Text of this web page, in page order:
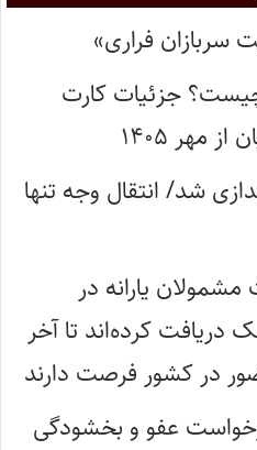
سربازان فراری»
جزئیات کارت
مهر ۱۴۰۵
شد/ انتقال وجه تنها
مشمولان یارانه در
دریافت کرده‌اند تا آخر
در کشور فرصت دارند
عفو و بخشودگی